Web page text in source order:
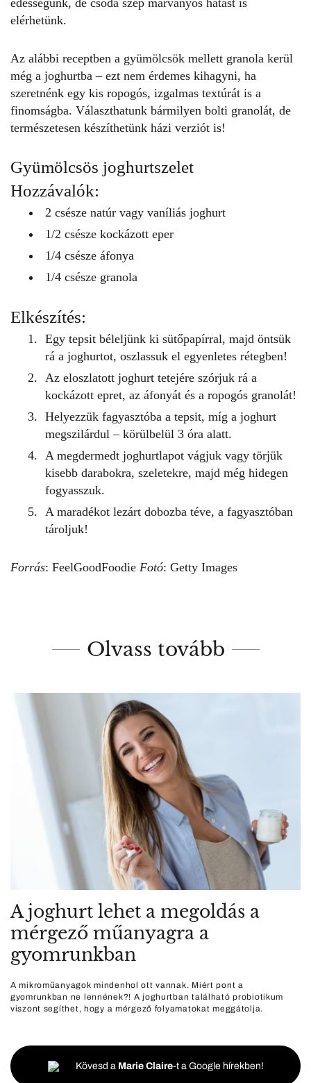
elérhetünk.
Az alábbi receptben a gyümölcsök mellett granola kerül
még a joghurtba – ezt nem érdemes kihagyni, ha
szeretnénk egy kis ropogós, izgalmas textúrát is a
finomságba. Választhatunk bármilyen bolti granolát, de
természetesen készíthetünk házi verziót is!
Gyümölcsös joghurtszelet
Hozzávalók:
2 csésze natúr vagy vaníliás joghurt
1/2 csésze kockázott eper
1/4 csésze áfonya
1/4 csésze granola
Elkészítés:
Egy tepsit béleljünk ki sütőpapírral, majd öntsük
rá a joghurtot, oszlassuk el egyenletes rétegben!
Az eloszlatott joghurt tetejére szórjuk rá a
kockázott epret, az áfonyát és a ropogós granolát!
Helyezzük fagyasztóba a tepsit, míg a joghurt
megszilárdul – körülbelül 3 óra alatt.
A megdermedt joghurtlapot vágjuk vagy törjük
kisebb darabokra, szeletekre, majd még hidegen
fogyasszuk.
A maradékot lezárt dobozba téve, a fagyasztóban
tároljuk!
Forrás: FeelGoodFoodie Fotó: Getty Images
Olvass tovább
A joghurt lehet a megoldás a
mérgező műanyagra a
gyomrunkban
A mikroműanyagok mindenhol ott vannak. Miért pont a
gyomrunkban ne lennének?! A joghurtban található probiotikum
viszont segíthet, hogy a mérgező folyamatokat meggátolja.
Kövesd a Marie Claire-t a Google hírekben!